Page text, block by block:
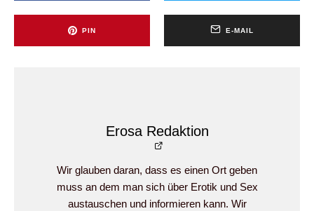
PIN E-MAIL
Erosa Redaktion
Wir glauben daran, dass es einen Ort geben
muss an dem man sich über Erotik und Sex
austauschen und informieren kann. Wir